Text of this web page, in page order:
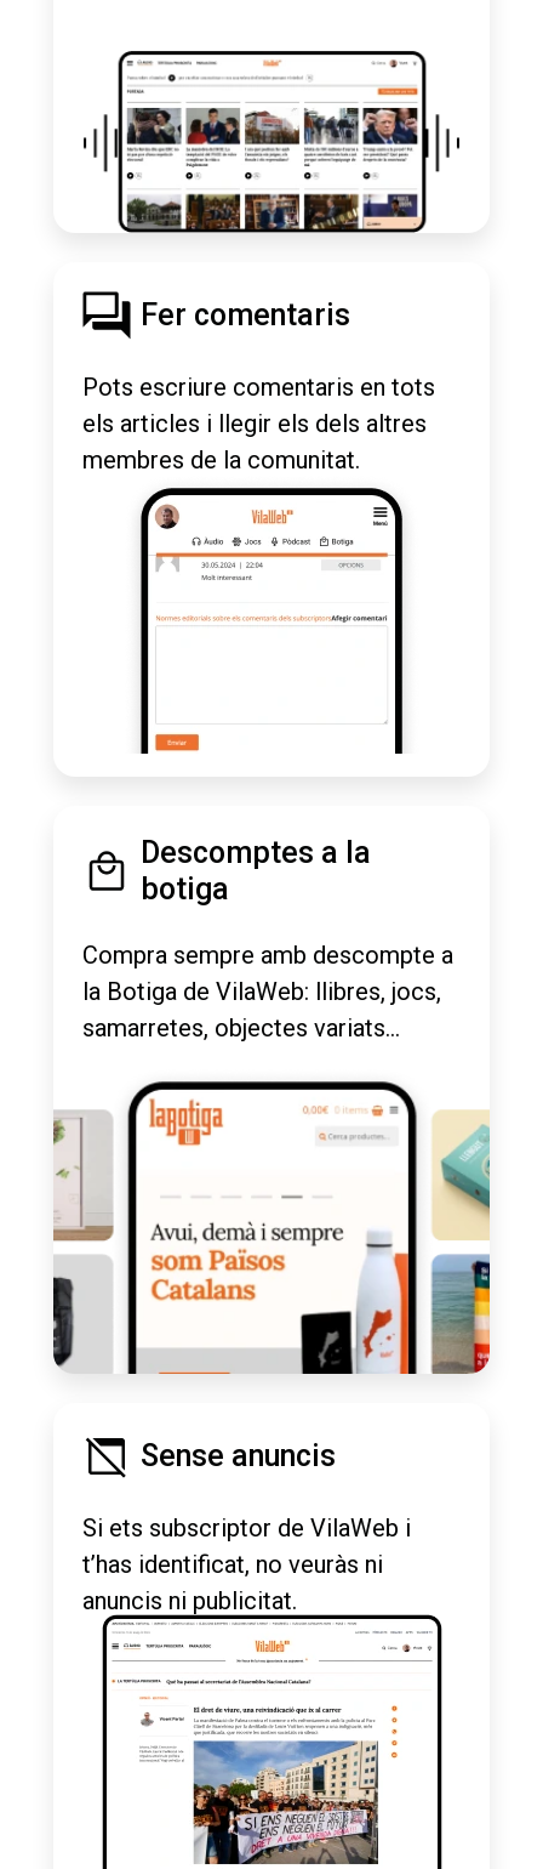
Fer comentaris
Pots escriure comentaris en tots
els articles i llegir els dels altres
membres de la comunitat.
Descomptes a la
botiga
Compra sempre amb descompte a
la Botiga de VilaWeb: llibres, jocs,
samarretes, objectes variats...
Sense anuncis
Si ets subscriptor de VilaWeb i
t’has identificat, no veuràs ni
anuncis ni publicitat.